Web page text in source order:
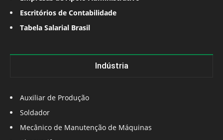
Escritórios de Contabilidade
Tabela Salarial Brasil
Indústria
Auxiliar de Produção
Soldador
Mecânico de Manutenção de Máquinas